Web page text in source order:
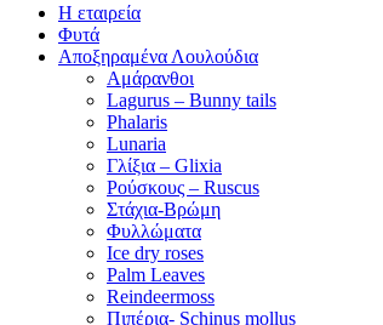
Η εταιρεία
Φυτά
Αποξηραμένα Λουλούδια
Αμάρανθοι
Lagurus – Bunny tails
Phalaris
Lunaria
Γλίξια – Glixia
Ρούσκους – Ruscus
Στάχια-Βρώμη
Φυλλώματα
Ice dry roses
Palm Leaves
Reindeermoss
Πιπέρια- Schinus mollus